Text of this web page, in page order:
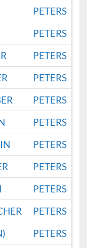
PETERS
PETERS
PETERS
PETERS
PETERS
PETERS
PETERS
PETERS
PETERS
PETERS
PETERS